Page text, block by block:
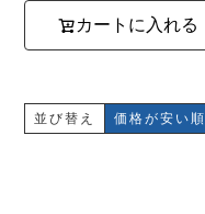
カートに入れる
並び替え 価格が安い順